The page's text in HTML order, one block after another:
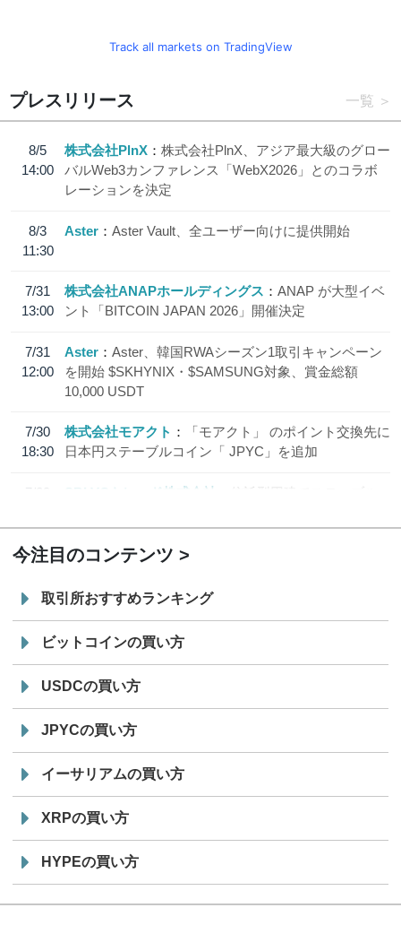
Track all markets on TradingView
プレスリリース 一覧
8/5
14:00
株式会社PlnX
株式会社PlnX、アジア最大級のグロー
バルWeb3カンファレンス「WebX2026」とのコラボ
レーションを決定
8/3
11:30
Aster Aster Vault、全ユーザー向けに提供開始
7/31
13:00
株式会社ANAPホールディングス
ANAP が大型イベ
ント「BITCOIN JAPAN 2026」開催決定
7/31
12:00
Aster
Aster、韓国RWAシーズン1取引キャンペーン
を開始 $SKHYNIX・$SAMSUNG対象、賞金総額
10,000 USDT
7/30
18:30
株式会社モアクト
「モアクト」 のポイント交換先に
日本円ステーブルコイン「 JPYC」を追加
7/29
SBI VCトレード株式会社
信託型円建てステーブル
今注目のコンテンツ
取引所おすすめランキング
ビットコインの買い方
USDCの買い方
JPYCの買い方
イーサリアムの買い方
XRPの買い方
HYPEの買い方